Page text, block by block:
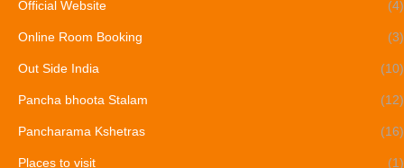
Official Website (4)
Online Room Booking (3)
Out Side India (10)
Pancha bhoota Stalam (12)
Pancharama Kshetras (16)
Places to visit (1)